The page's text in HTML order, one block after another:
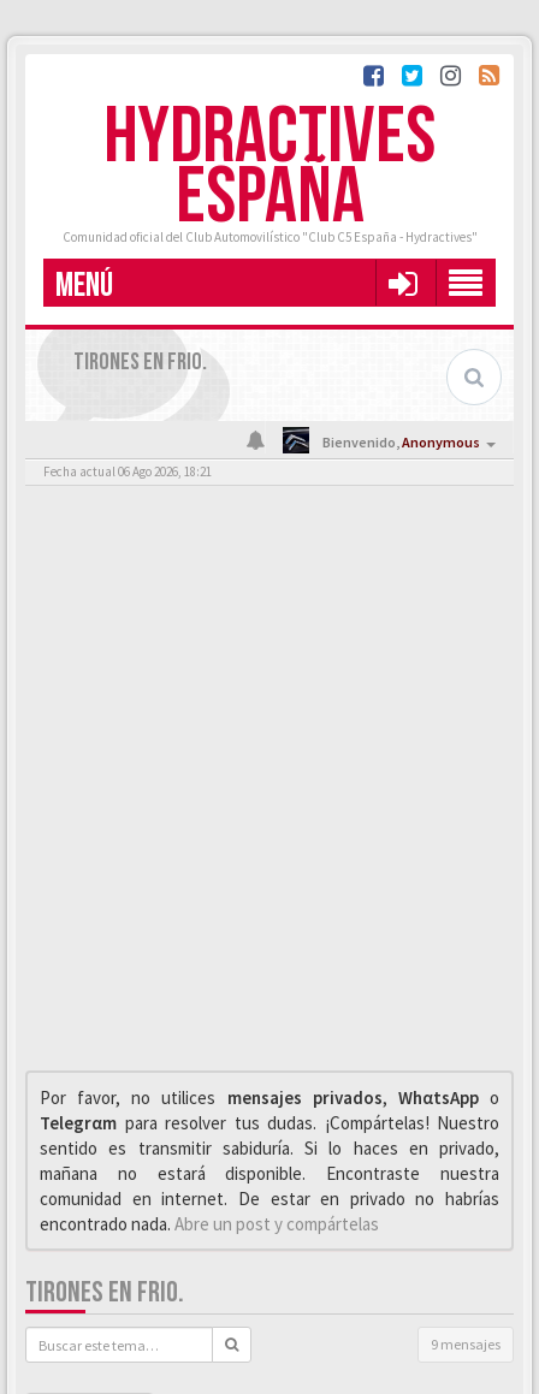
HYDRACTIVES
ESPAÑA
Comunidad oficial del Club Automovilístico "Club C5 España - Hydractives"
MENÚ
TIRONES EN FRIO.
Bienvenido,Anonymous
Fecha actual 06 Ago 2026, 18:21
Por favor, no utilices mensajes privados, WhαtsAppo
Telegrαm para resolver tus dudas. ¡Compártelas! Nuestro
sentido es transmitir sabiduría. Si lo haces en privado,
mañana no estará disponible. Encontraste nuestra
comunidad en internet. De estar en privado no habrías
encontrado nada. Abre un post y compártelas
TIRONES EN FRIO.
9 mensajes